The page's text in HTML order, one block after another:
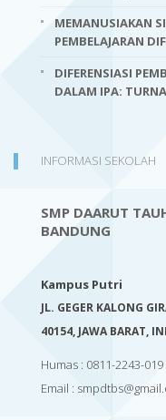
MEMANUSIAKAN
PEMBELAJARAN
DIFERENSIASI
DALAM IPA:
INFORMASI SEKOLAH
SMP DAARUT
BANDUNG
Kampus Putri
JL. GEGER KALONG
40154, JAWA BARAT,
Humas : 0811-2243-019
Email :